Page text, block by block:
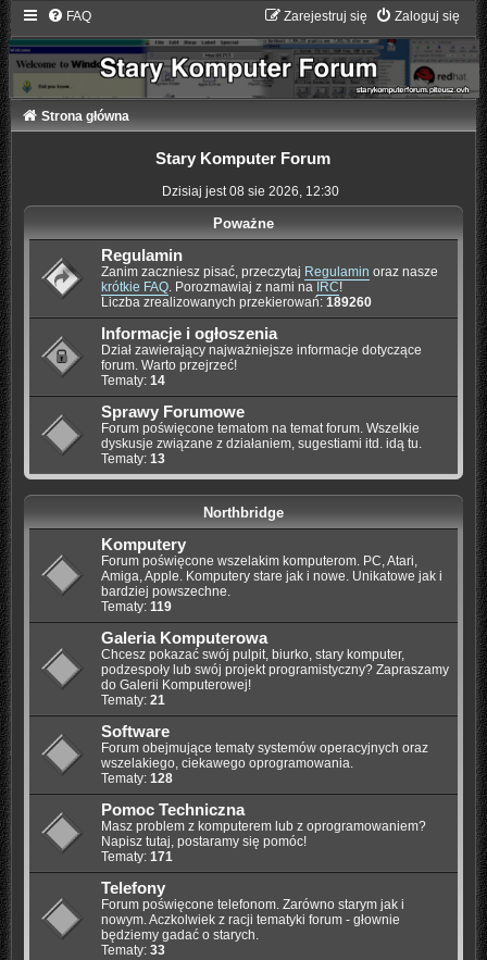
FAQ Zaloguj się
Zarejestruj się
Strona główna
Stary Komputer Forum
Dzisiaj jest 08 sie 2026, 12:30
Poważne
Regulamin
Zanim zaczniesz pisać, przeczytaj Regulamin oraz nasze
krótkie FAQ. Porozmawiaj z nami na IRC!
Liczba zrealizowanych przekierowań: 189260
Informacje i ogłoszenia
Dział zawierający najważniejsze informacje dotyczące
forum. Warto przejrzeć!
Tematy: 14
Sprawy Forumowe
Forum poświęcone tematom na temat forum. Wszelkie
dyskusje związane z działaniem, sugestiami itd. idą tu.
Tematy: 13
Northbridge
Komputery
Forum poświęcone wszelakim komputerom. PC, Atari,
Amiga, Apple. Komputery stare jak i nowe. Unikatowe jak i
bardziej powszechne.
Tematy: 119
Galeria Komputerowa
Chcesz pokazać swój pulpit, biurko, stary komputer,
podzespoły lub swój projekt programistyczny? Zapraszamy
do Galerii Komputerowej!
Tematy: 21
Software
Forum obejmujące tematy systemów operacyjnych oraz
wszelakiego, ciekawego oprogramowania.
Tematy: 128
Pomoc Techniczna
Masz problem z komputerem lub z oprogramowaniem?
Napisz tutaj, postaramy się pomóc!
Tematy: 171
Telefony
Forum poświęcone telefonom. Zarówno starym jak i
nowym. Aczkolwiek z racji tematyki forum - głownie
będziemy gadać o starych.
Tematy: 33